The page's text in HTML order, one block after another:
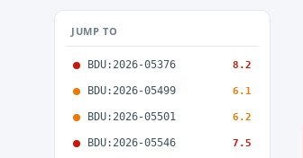
JUMP TO
BDU:2026-05376 8.2
BDU:2026-05499 6.1
BDU:2026-05501 6.2
BDU:2026-05546 7.5